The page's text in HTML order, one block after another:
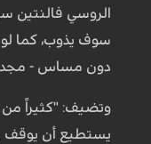
الروسي فالنتين
سوف يذوب، كما
دون مساس - مجد
وتضيف: "كثيراً من
يستطيع أن يوقف